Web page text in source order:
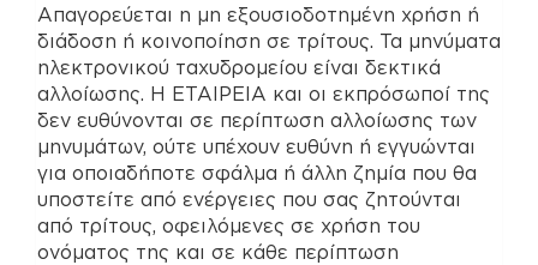
Απαγορεύεται η μη εξουσιοδοτημένη χρήση ή
διάδοση ή κοινοποίηση σε τρίτους. Τα μηνύματα
ηλεκτρονικού ταχυδρομείου είναι δεκτικά
αλλοίωσης. Η ΕΤΑΙΡΕΙΑ και οι εκπρόσωποί της
δεν ευθύνονται σε περίπτωση αλλοίωσης των
μηνυμάτων, ούτε υπέχουν ευθύνη ή εγγυώνται
για οποιαδήποτε σφάλμα ή άλλη ζημία που θα
υποστείτε από ενέργειες που σας ζητούνται
από τρίτους, οφειλόμενες σε χρήση του
ονόματος της και σε κάθε περίπτωση